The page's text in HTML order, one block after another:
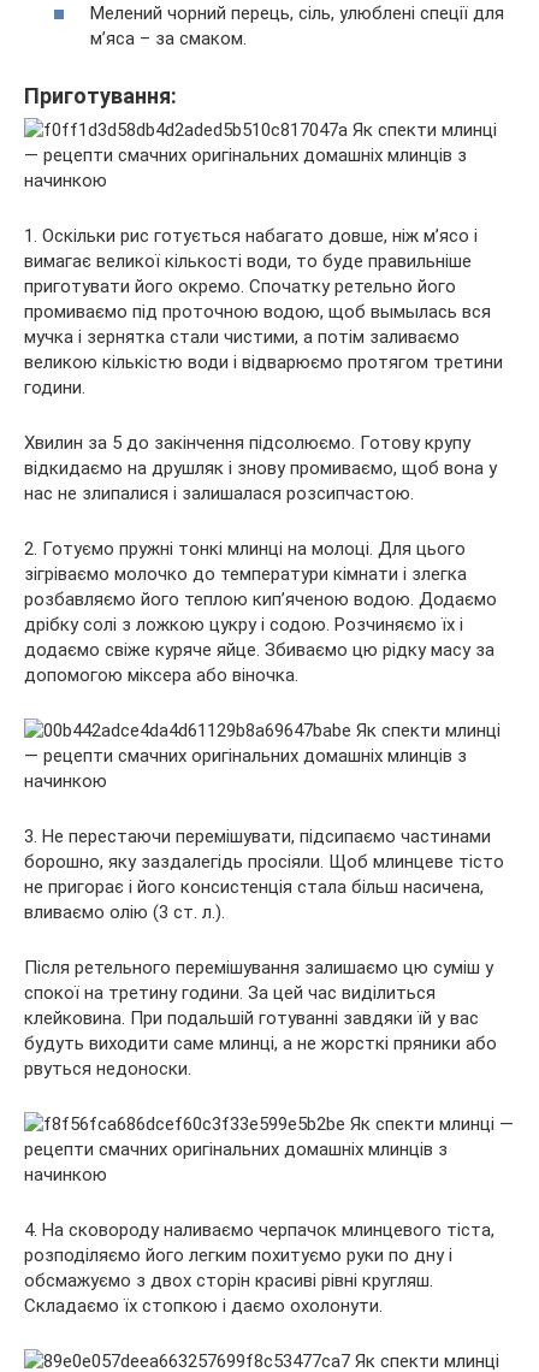
Мелений чорний перець, сіль, улюблені спеції для
м’яса – за смаком.
Приготування:
1. Оскільки рис готується набагато довше, ніж м’ясо і
вимагає великої кількості води, то буде правильніше
приготувати його окремо. Спочатку ретельно його
промиваємо під проточною водою, щоб вымылась вся
мучка і зернятка стали чистими, а потім заливаємо
великою кількістю води і відварюємо протягом третини
години.
Хвилин за 5 до закінчення підсолюємо. Готову крупу
відкидаємо на друшляк і знову промиваємо, щоб вона у
нас не злипалися і залишалася розсипчастою.
2. Готуємо пружні тонкі млинці на молоці. Для цього
зігріваємо молочко до температури кімнати і злегка
розбавляємо його теплою кип’яченою водою. Додаємо
дрібку солі з ложкою цукру і содою. Розчиняємо їх і
додаємо свіже куряче яйце. Збиваємо цю рідку масу за
допомогою міксера або віночка.
3. Не перестаючи перемішувати, підсипаємо частинами
борошно, яку заздалегідь просіяли. Щоб млинцеве тісто
не пригорає і його консистенція стала більш насичена,
вливаємо олію (3 ст. л.).
Після ретельного перемішування залишаємо цю суміш у
спокої на третину години. За цей час виділиться
клейковина. При подальшій готуванні завдяки їй у вас
будуть виходити саме млинці, а не жорсткі пряники або
рвуться недоноски.
4. На сковороду наливаємо черпачок млинцевого тіста,
розподіляємо його легким похитуємо руки по дну і
обсмажуємо з двох сторін красиві рівні кругляш.
Складаємо їх стопкою і даємо охолонути.